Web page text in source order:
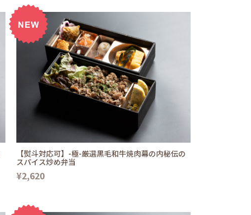
【熨斗対応可】-極-厳選黒毛和牛焼肉幕の内秘伝の
スパイス炒め弁当
¥2,620